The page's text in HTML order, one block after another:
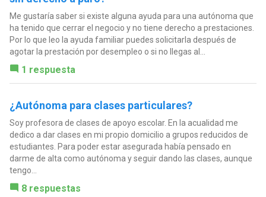
Me gustaría saber si existe alguna ayuda para una autónoma que
ha tenido que cerrar el negocio y no tiene derecho a prestaciones.
Por lo que leo la ayuda familiar puedes solicitarla después de
agotar la prestación por desempleo o si no llegas al...
1 respuesta
¿Autónoma para clases particulares?
Soy profesora de clases de apoyo escolar. En la acualidad me
dedico a dar clases en mi propio domicilio a grupos reducidos de
estudiantes. Para poder estar asegurada había pensado en
darme de alta como autónoma y seguir dando las clases, aunque
tengo...
8 respuestas